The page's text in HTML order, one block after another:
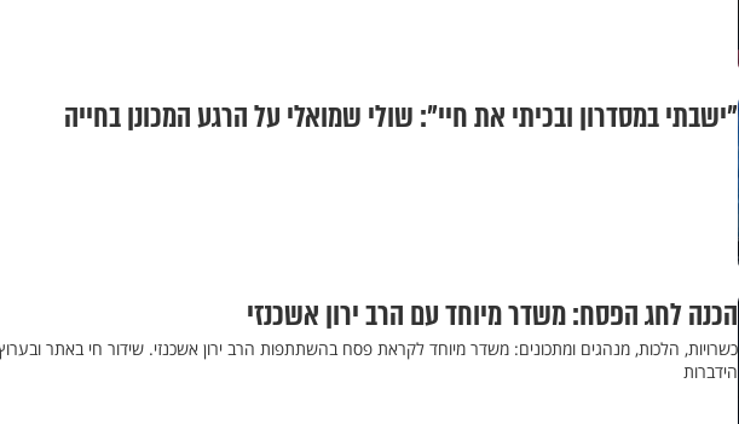
"ישבתי במסדרון ובכיתי את חיי": שולי שמואלי על הרגע המכונן בחייה
הכנה לחג הפסח: משדר מיוחד עם הרב ירון אשכנזי
כשרויות, הלכות, מנהגים ומתכונים: משדר מיוחד לקראת פסח בהשתתפות הרב ירון אשכנזי. שידור חי באתר
הידברות